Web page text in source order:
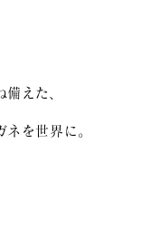
えた、
を世界に。